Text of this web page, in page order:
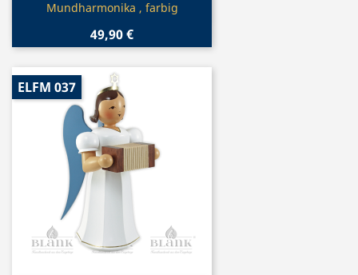
Mundharmonika , farbig
49,90 €
ELFM 037